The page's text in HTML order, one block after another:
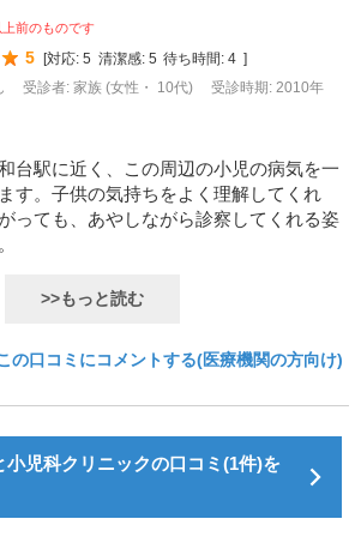
前のものです
5 [対応: 5 清潔感: 5 待ち時間: 4 ]
受診者: 家族 (女性・ 10代) 受診時期: 2010年
台駅に近く、この周辺の小児の病気を一
す。子供の気持ちをよく理解してくれ
っても、あやしながら診察してくれる姿
>>もっと読む
の口コミにコメントする(医療機関の方向け)
小児科クリニックの口コミ(1件)を